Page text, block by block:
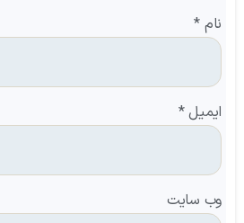
نام *
ایمیل*
وب‌ سایت